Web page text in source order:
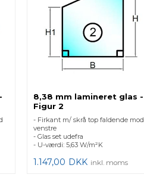
8,38 mm lamineret glas -
Figur 2
- Firkant m/ skrå top faldende mod
venstre
- Glas set udefra
- U-værdi: 5,63 W/m²K
1.147,00 DKK inkl. moms